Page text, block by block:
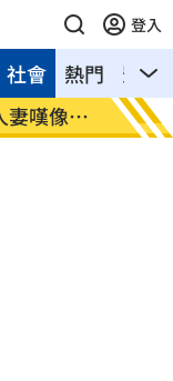
登入
熱門 影音
社會
發豪雨特
南電